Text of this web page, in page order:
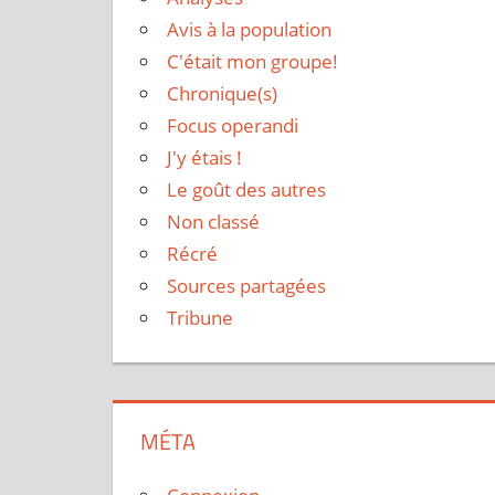
Avis à la population
C'était mon groupe!
Chronique(s)
Focus operandi
J'y étais !
Le goût des autres
Non classé
Récré
Sources partagées
Tribune
MÉTA